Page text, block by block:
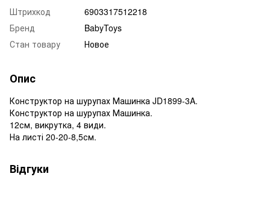
Штрихкод
6903317512218
Бренд
BabyToys
Стан товару
Новое
Опис
Конструктор на шурупах Машинка JD1899-3A.
Конструктор на шурупах Машинка.
12см, викрутка, 4 види.
На листі 20-20-8,5см.
Відгуки